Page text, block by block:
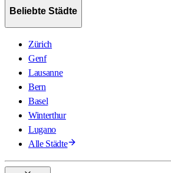
Beliebte Städte
Zürich
Genf
Lausanne
Bern
Basel
Winterthur
Lugano
Alle Städte